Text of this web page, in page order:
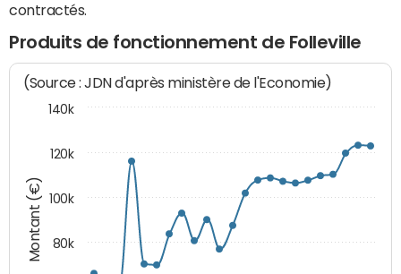
contractés.
Produits de fonctionnement de Folleville
Montant (€)
(Source : JDN d'après ministère de l'Economie)
80k
100k
120k
140k